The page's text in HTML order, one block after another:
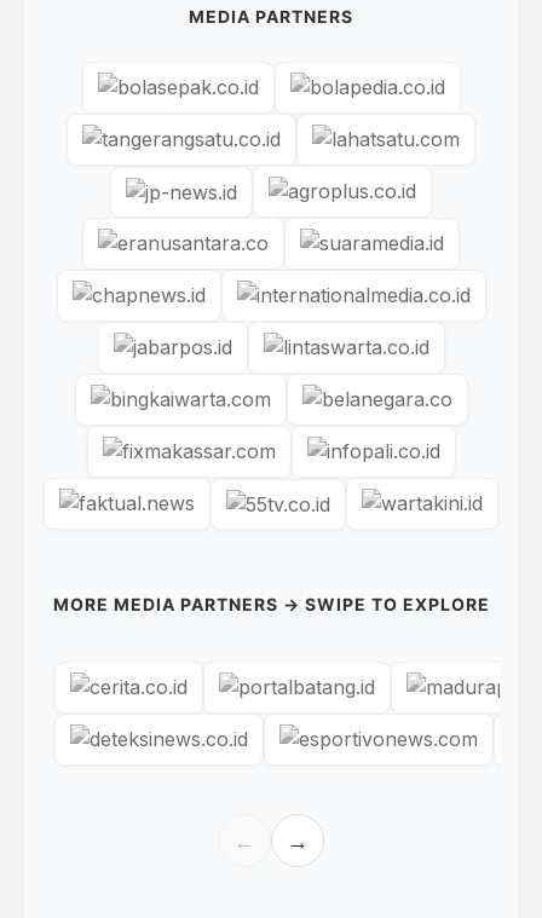
MEDIA PARTNERS
MORE MEDIA PARTNERS → SWIPE TO EXPLORE
← →